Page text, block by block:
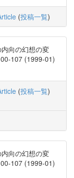
(投稿一覧)
向の幻想の変
107 (1999-01)
(投稿一覧)
向の幻想の変
107 (1999-01)